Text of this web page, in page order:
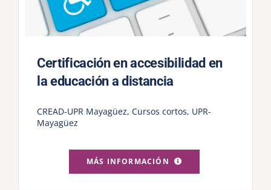
Certificación en accesibilidad en
la educación a distancia
CREAD-UPR Mayagüez, Cursos cortos, UPR-
Mayagüez
MÁS INFORMACIÓN